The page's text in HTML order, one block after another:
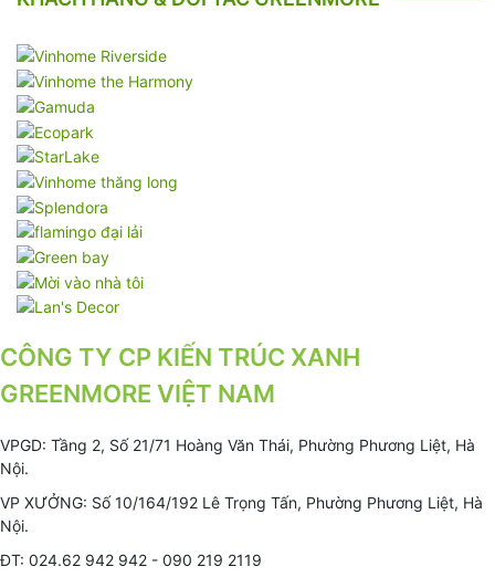
CÔNG TY CP KIẾN TRÚC XANH
GREENMORE VIỆT NAM
VPGD: Tầng 2, Số 21/71 Hoàng Văn Thái, Phường Phương Liệt, Hà
Nội.
VP XƯỞNG: Số 10/164/192 Lê Trọng Tấn, Phường Phương Liệt, Hà
Nội.
ĐT: 024.62 942 942 - 090 219 2119